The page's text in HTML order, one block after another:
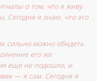
о том, что я живу
Сегодня я знаю, что это
сильно можно обидеть
его же
еще не подошло, и
— я сам. Сегодня я